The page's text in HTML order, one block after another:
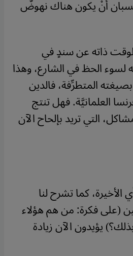
أنْ يكون هناك نهوضٌ
ذاته عن سندٍ في
لسوء الحظ في الشارع، وهذا
المتطرِّفة، فالدين
العلمانيَّة. فهل تنتج
التي تريد بإلحاح الآن
كما تشرح لنا
(على فكرة: من هم هؤلاء
يؤيدون الآن زيادة